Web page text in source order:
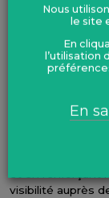
Il est également
chaque projet
et de vérifier si
(TLPE)
Faciliter
au dynamisme
produits locaux,
et en renforçant
visibilité auprès
Nous
le site
En
l’utilisation
En